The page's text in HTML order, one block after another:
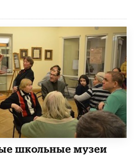
школьные музеи